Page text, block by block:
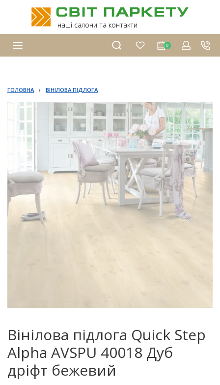
наші салони та контакти
0
ГОЛОВНА › ВІНІЛОВА ПІДЛОГА
Вінілова підлога Quick Step
Alpha AVSPU 40018 Дуб
дріфт бежевий